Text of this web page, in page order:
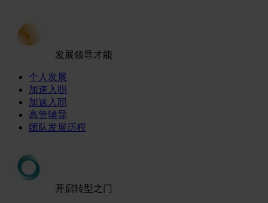
发展领导才能
个人发展
加速入职
加速入职
高管辅导
团队发展历程
开启转型之门